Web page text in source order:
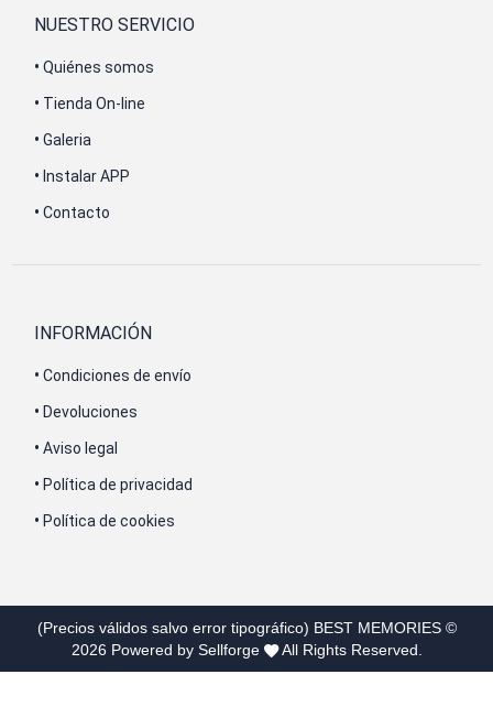
NUESTRO SERVICIO
• Quiénes somos
• Tienda On-line
• Galeria
• Instalar APP
• Contacto
INFORMACIÓN
• Condiciones de envío
• Devoluciones
• Aviso legal
• Política de privacidad
• Política de cookies
(Precios válidos salvo error tipográfico) BEST MEMORIES©
2026 Powered by Sellforge All Rights Reserved.